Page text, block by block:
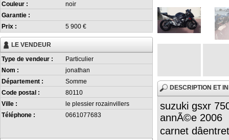
Couleur :
noir
Garantie :
Prix :
5 900 €
LE VENDEUR
Type de vendeur :
Particulier
Nom :
jonathan
Département :
Somme
Code postal :
80110
Ville :
le plessier rozainvillers
Téléphone :
0661077683
DESCRIPTION ET
suzuki gsxr
annÃ©e 2006
carnet